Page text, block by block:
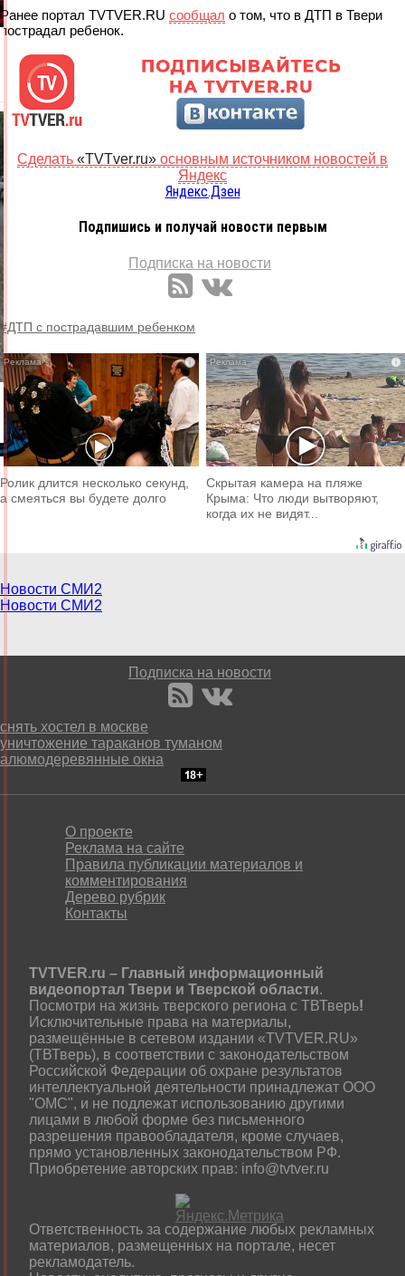
Ранее портал TVTVER.RU сообщал о том, что в ДТП в Твери
пострадал ребенок.
Сделать «TVTver.ru» основным источником новостей в
Яндекс
Яндекс.Дзен
Подпишись и получай новости первым
Подписка на новости
#ДТП с пострадавшим ребенком
i
Ролик длится несколько секунд,
а смеяться вы будете долго
i
Скрытая камера на пляже
Крыма: Что люди вытворяют,
когда их не видят...
Новости СМИ2
Новости СМИ2
Подписка на новости
снять хостел в москве
уничтожение тараканов туманом
алюмодеревянные окна
О проекте
Реклама на сайте
Правила публикации материалов и
комментирования
Дерево рубрик
Контакты
TVTVER.ru – Главный информационный
видеопортал Твери и Тверской области.
Посмотри на жизнь тверского региона с ТВТверь!
Исключительные права на материалы,
размещённые в сетевом издании «TVTVER.RU»
(ТВТверь), в соответствии с законодательством
Российской Федерации об охране результатов
интеллектуальной деятельности принадлежат ООО
"ОМС", и не подлежат использованию другими
лицами в любой форме без письменного
разрешения правообладателя, кроме случаев,
прямо установленных законодательством РФ.
Приобретение авторских прав: info@tvtver.ru
Ответственность за содержание любых рекламных
материалов, размещенных на портале, несет
рекламодатель.